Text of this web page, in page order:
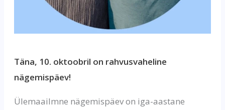
Täna, 10. oktoobril on rahvusvaheline
nägemispäev!
Ülemaailmne nägemispäev on iga-aastane